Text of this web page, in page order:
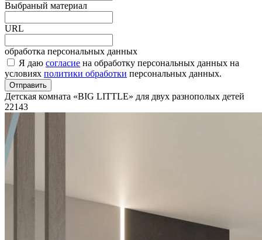
Выбраный материал
URL
обработка персональных данных
Я даю согласие на обработку персональных данных на
условиях политики обработки персональных данных.
Отправить
Детская комната «BIG LITTLE» для двух разнополых детей
22143